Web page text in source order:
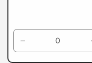
Diminuisci
quantità